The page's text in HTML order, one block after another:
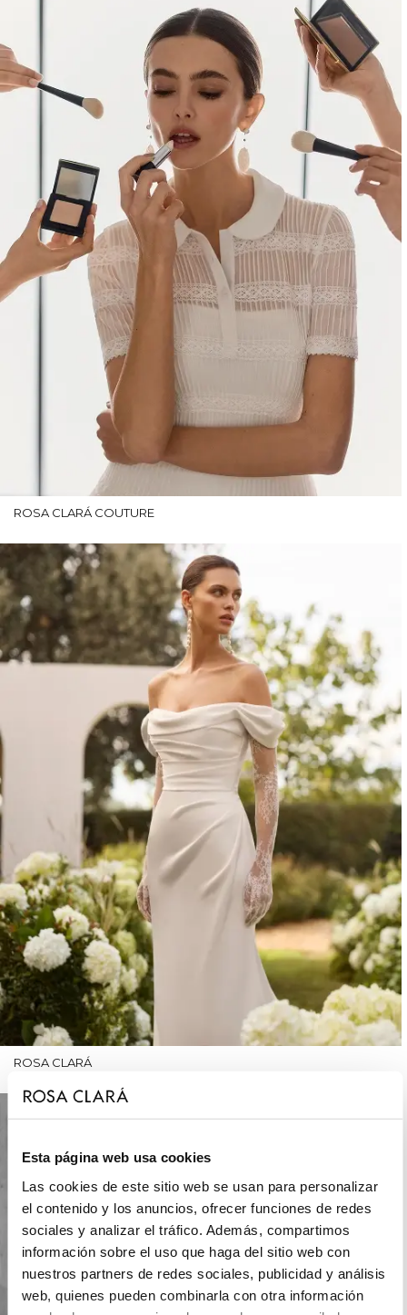
Esta página web usa cookies
Las cookies de este sitio web se usan para personalizar
el contenido y los anuncios, ofrecer funciones de redes
sociales y analizar el tráfico. Además, compartimos
información sobre el uso que haga del sitio web con
nuestros partners de redes sociales, publicidad y análisis
web, quienes pueden combinarla con otra información
ROSA CLARÁ COUTURE
ROSA CLARÁ